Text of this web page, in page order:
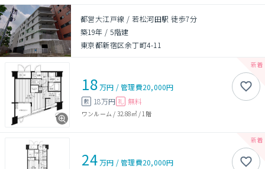
都営大江戸線 / 若松河田駅 徒歩7分
築19年 /5階建
東京都新宿区余丁町4-11
18万円 /管理費20,000円
敷 18万円 礼 無料
ワンルーム / 32.88㎡/ 1階
24万円 /管理費20,000円